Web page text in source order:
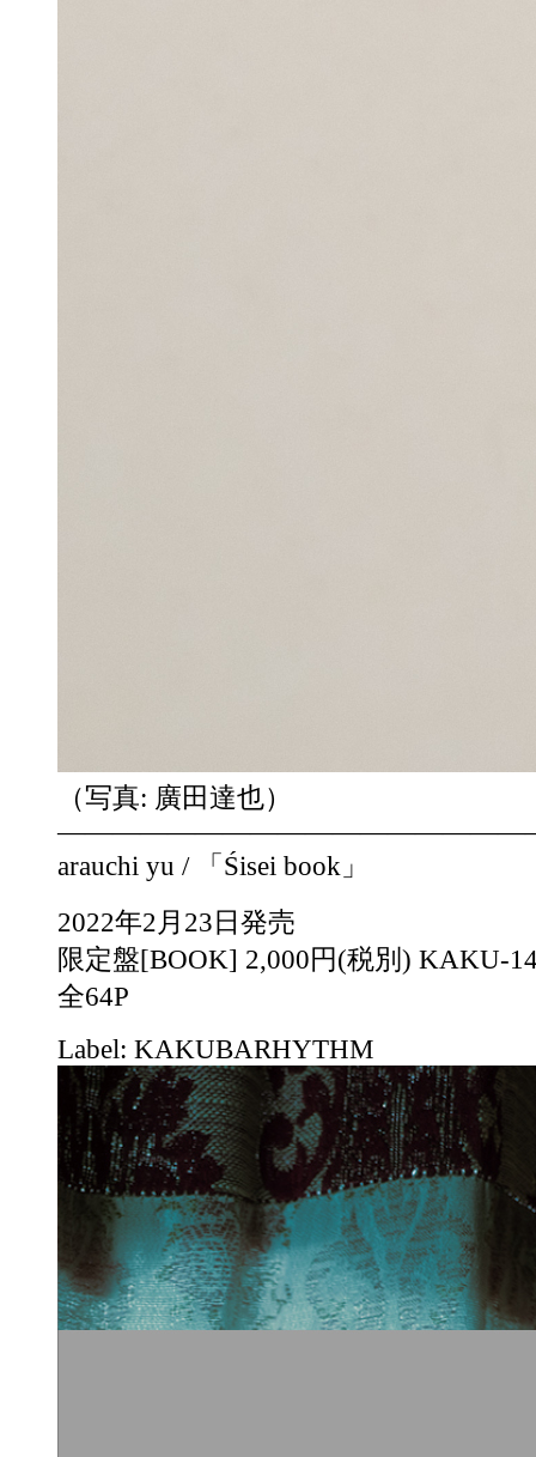
（写真: 廣田達也）
arauchi yu / 「Śisei book」
2022年2月23日発売
限定盤[BOOK] 2,000円(税別) KAKU-
全64P
Label: KAKUBARHYTHM